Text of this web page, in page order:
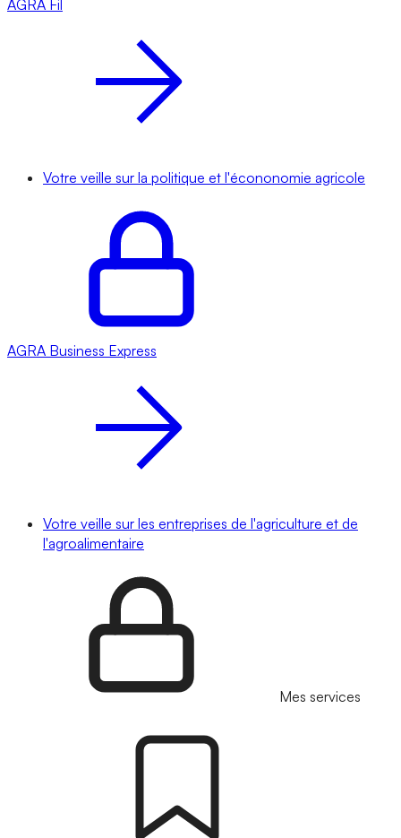
AGRA Fil
Votre veille sur la politique et l'écononomie agricole
AGRA Business Express
Votre veille sur les entreprises de l'agriculture et de
l'agroalimentaire
Mes services